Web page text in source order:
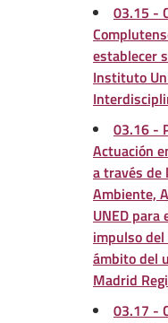
03.15 -
establecer
Instituto
03.16 -
Actuación
a través de
Ambiente,
UNED
impulso
ámbito del
Madrid
03.17 -